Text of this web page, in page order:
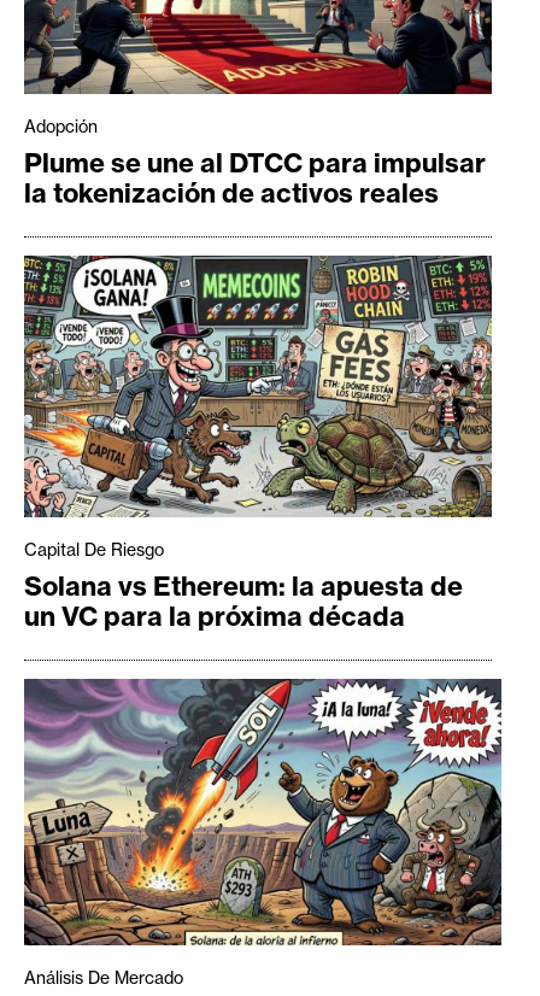
Adopción
Plume se une al DTCC para impulsar
la tokenización de activos reales
Capital De Riesgo
Solana vs Ethereum: la apuesta de
un VC para la próxima década
Análisis De Mercado